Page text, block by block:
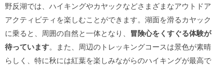
野反湖では、ハイキングやカヤックなどさまざまなアウトドア
アクティビティを楽しむことができます。湖面を滑るカヤック
に乗ると、周囲の自然と一体となり、 冒険心をくすぐる体験が
待っています。また、周辺のトレッキングコースは景色が素晴
らしく、特に秋には紅葉を楽しみながらのハイキングが最高で